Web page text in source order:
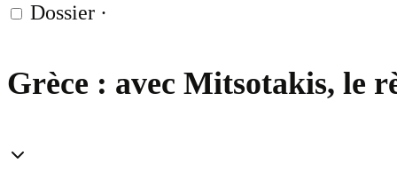
Dossier ·
Grèce : avec Mitsotakis, le